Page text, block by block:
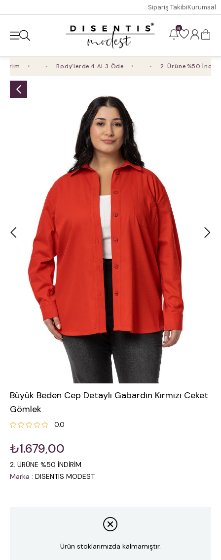
Sipariş TakibiKurumsal
6
Body'lerde 4 Al 3 Öde 2. Ürüne %50 İndirim
Büyük Beden Cep Detaylı Gabardin Kırmızı Ceket
Gömlek
0.0
₺1.679,00
2. ÜRÜNE %50 İNDİRİM
Marka : DISENTIS MODEST
Ürün stoklarımızda kalmamıştır.